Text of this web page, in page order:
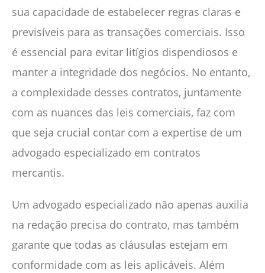
sua capacidade de estabelecer regras claras e
previsíveis para as transações comerciais. Isso
é essencial para evitar litígios dispendiosos e
manter a integridade dos negócios. No entanto,
a complexidade desses contratos, juntamente
com as nuances das leis comerciais, faz com
que seja crucial contar com a expertise de um
advogado especializado em contratos
mercantis.
Um advogado especializado não apenas auxilia
na redação precisa do contrato, mas também
garante que todas as cláusulas estejam em
conformidade com as leis aplicáveis. Além